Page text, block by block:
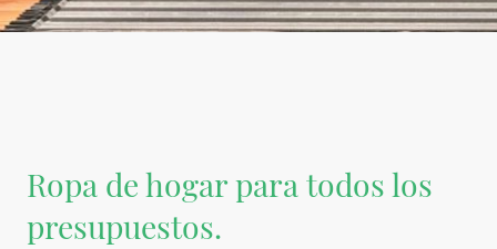
Ropa de hogar para todos los
presupuestos.